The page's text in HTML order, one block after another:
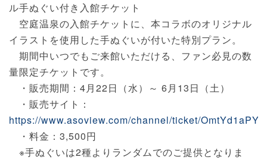
ル手ぬぐい付き入館チケット
空庭温泉の入館チケットに、本コラボのオリジナル
イラストを使用した手ぬぐいが付いた特別プラン。
期間中いつでもご来館いただける、ファン必見の数
量限定チケットです。
・販売期間：4月22日（水）～ 6月13日（土）
・販売サイト：
https://www.asoview.com/channel/ticket/
・料金：3,500円
※手ぬぐいは2種よりランダムでのご提供となりま